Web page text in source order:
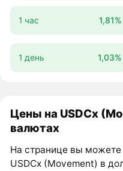
1 час 1,81%
1 день 1,03%
Цены на USDCx
валютах
На странице вы можете
USDCx (Movement) в